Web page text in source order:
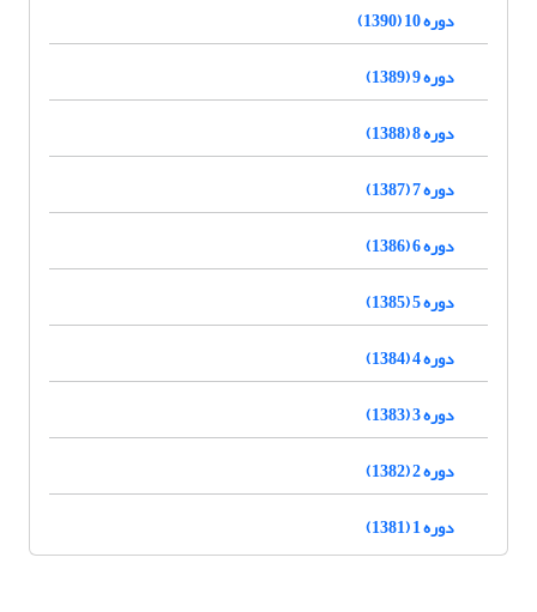
دوره 10 (1390)
دوره 9 (1389)
دوره 8 (1388)
دوره 7 (1387)
دوره 6 (1386)
دوره 5 (1385)
دوره 4 (1384)
دوره 3 (1383)
دوره 2 (1382)
دوره 1 (1381)